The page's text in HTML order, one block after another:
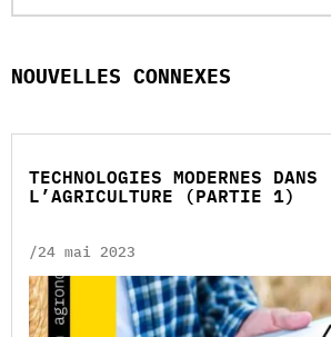
NOUVELLES CONNEXES
TECHNOLOGIES MODERNES DANS
L’AGRICULTURE (PARTIE 1)
/24 mai 2023